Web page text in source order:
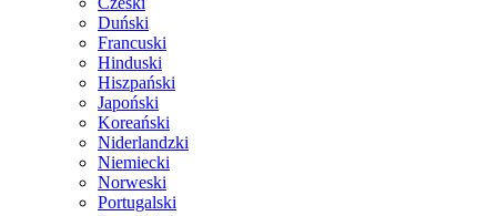
Duński
Francuski
Hinduski
Hiszpański
Japoński
Koreański
Niderlandzki
Niemiecki
Norweski
Portugalski